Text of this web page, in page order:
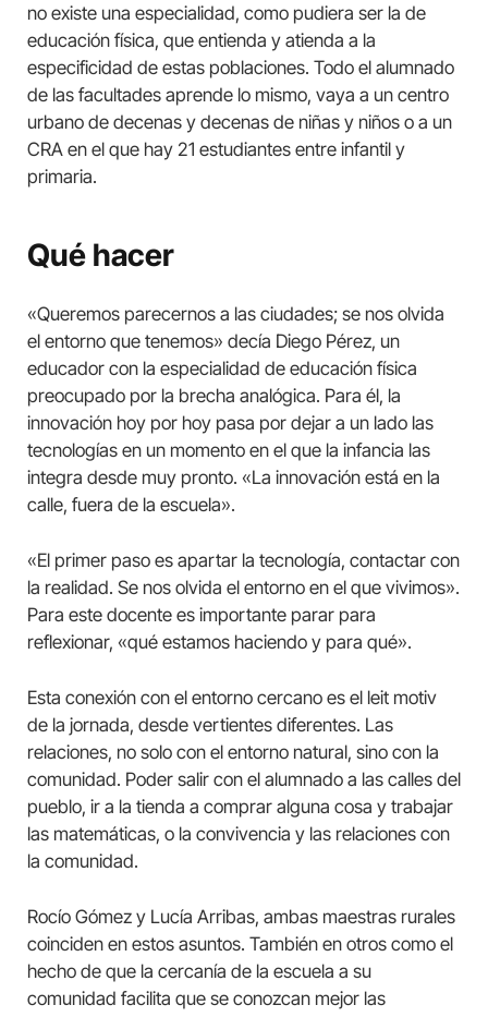
no existe una especialidad, como pudiera ser la de
educación física, que entienda y atienda a la
especificidad de estas poblaciones. Todo el alumnado
de las facultades aprende lo mismo, vaya a un centro
urbano de decenas y decenas de niñas y niños o a un
CRA en el que hay 21 estudiantes entre infantil y
primaria.
Qué hacer
«Queremos parecernos a las ciudades; se nos olvida
el entorno que tenemos» decía Diego Pérez, un
educador con la especialidad de educación física
preocupado por la brecha analógica. Para él, la
innovación hoy por hoy pasa por dejar a un lado las
tecnologías en un momento en el que la infancia las
integra desde muy pronto. «La innovación está en la
calle, fuera de la escuela».
«El primer paso es apartar la tecnología, contactar con
la realidad. Se nos olvida el entorno en el que vivimos».
Para este docente es importante parar para
reflexionar, «qué estamos haciendo y para qué».
Esta conexión con el entorno cercano es el leit motiv
de la jornada, desde vertientes diferentes. Las
relaciones, no solo con el entorno natural, sino con la
comunidad. Poder salir con el alumnado a las calles del
pueblo, ir a la tienda a comprar alguna cosa y trabajar
las matemáticas, o la convivencia y las relaciones con
la comunidad.
Rocío Gómez y Lucía Arribas, ambas maestras rurales
coinciden en estos asuntos. También en otros como el
hecho de que la cercanía de la escuela a su
comunidad facilita que se conozcan mejor las